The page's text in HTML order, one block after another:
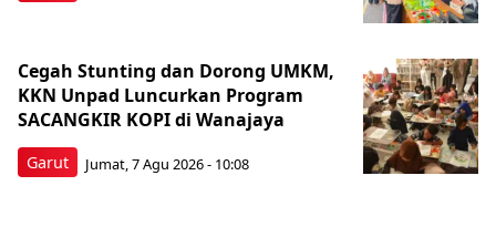
Garut
Cegah Stunting dan Dorong UMKM,
KKN Unpad Luncurkan Program
SACANGKIR KOPI di Wanajaya
Jumat, 7 Agu 2026 - 10:08